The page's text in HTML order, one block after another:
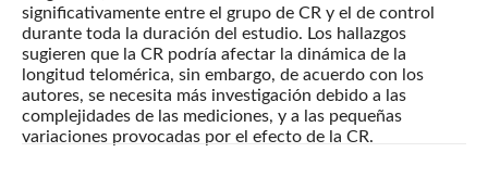
significativamente entre el grupo de CR y el de control
durante toda la duración del estudio. Los hallazgos
sugieren que la CR podría afectar la dinámica de la
longitud telomérica, sin embargo, de acuerdo con los
autores, se necesita más investigación debido a las
complejidades de las mediciones, y a las pequeñas
variaciones provocadas por el efecto de la CR.